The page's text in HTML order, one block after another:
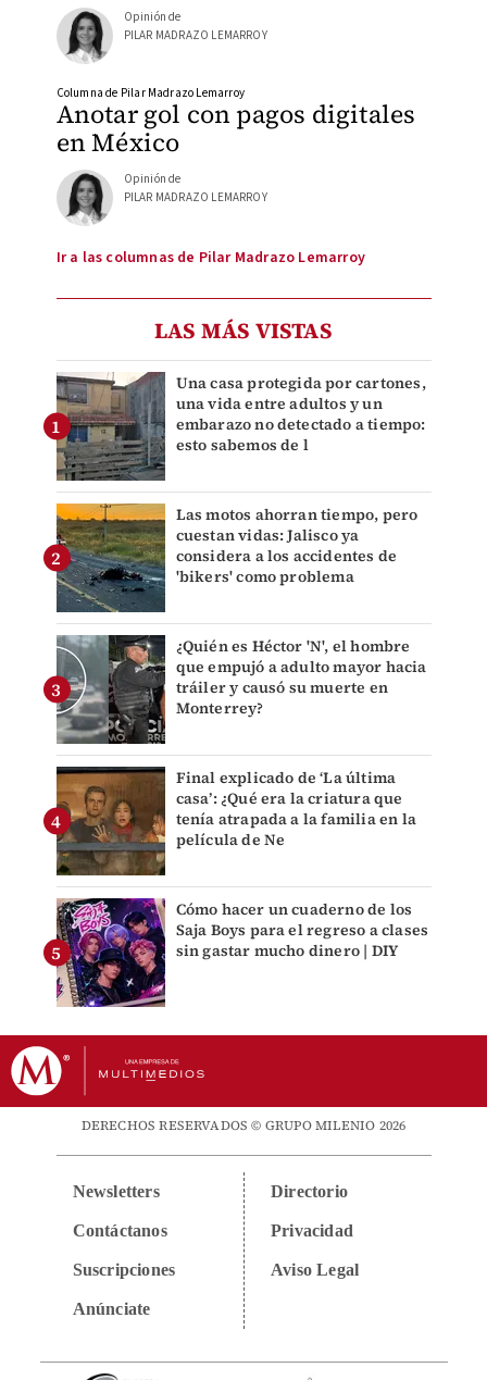
Opinión de
PILAR MADRAZO LEMARROY
Anotar gol con pagos digitales
en México
Columna de Pilar Madrazo Lemarroy
Opinión de
PILAR MADRAZO LEMARROY
Ir a las columnas de Pilar Madrazo Lemarroy
LAS MÁS VISTAS
Una casa protegida por cartones,
una vida entre adultos y un
embarazo no detectado a tiempo:
esto sabemos de l
Las motos ahorran tiempo, pero
cuestan vidas: Jalisco ya
considera a los accidentes de
'bikers' como problema
¿Quién es Héctor 'N', el hombre
que empujó a adulto mayor hacia
tráiler y causó su muerte en
Monterrey?
Final explicado de ‘La última
casa’: ¿Qué era la criatura que
tenía atrapada a la familia en la
película de Ne
Cómo hacer un cuaderno de los
Saja Boys para el regreso a clases
sin gastar mucho dinero | DIY
DERECHOS RESERVADOS © GRUPO MILENIO 2026
Newsletters
Contáctanos
Suscripciones
Anúnciate
Directorio
Privacidad
Aviso Legal